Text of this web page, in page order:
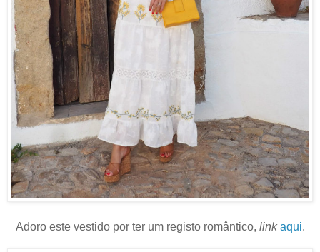
Adoro este vestido por ter um registo romântico, link aqui.